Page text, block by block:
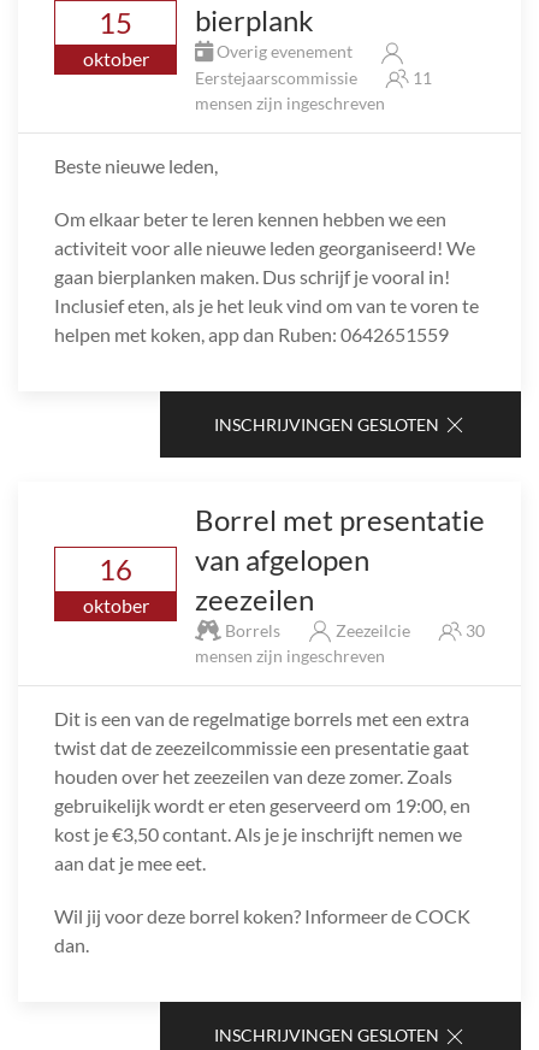
15
oktober
bierplank
Overig evenement
Eerstejaarscommissie
11
mensen zijn ingeschreven
Beste nieuwe leden,
Om elkaar beter te leren kennen hebben we een
activiteit voor alle nieuwe leden georganiseerd! We
gaan bierplanken maken. Dus schrijf je vooral in!
Inclusief eten, als je het leuk vind om van te voren te
helpen met koken, app dan Ruben: 0642651559
INSCHRIJVINGEN GESLOTEN
16
oktober
Borrel met presentatie
van afgelopen
zeezeilen
Borrels Zeezeilcie
30
mensen zijn ingeschreven
Dit is een van de regelmatige borrels met een extra
twist dat de zeezeilcommissie een presentatie gaat
houden over het zeezeilen van deze zomer. Zoals
gebruikelijk wordt er eten geserveerd om 19:00, en
kost je €3,50 contant. Als je je inschrijft nemen we
aan dat je mee eet.
Wil jij voor deze borrel koken? Informeer de COCK
dan.
INSCHRIJVINGEN GESLOTEN